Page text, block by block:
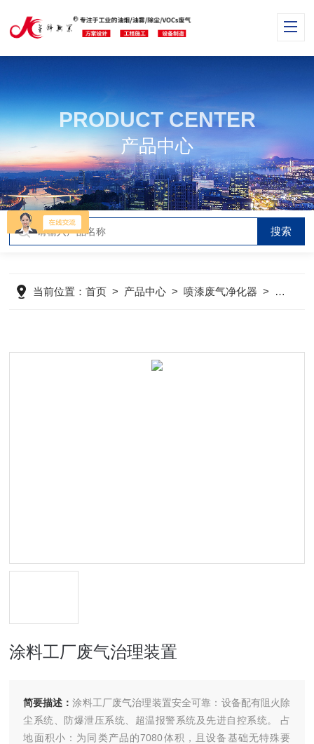
PRODUCT CENTER
产品中心
当前位置：首页 > 产品中心 >喷漆废气净化器 > 油漆废
涂料工厂废气治理装置
简要描述：涂料工厂废气治理装置安全可靠：设备配有阻火除
尘系统、防爆泄压系统、超温报警系统及先进自控系统。 占
地面积小：为同类产品的7080体积，且设备基础无特殊要